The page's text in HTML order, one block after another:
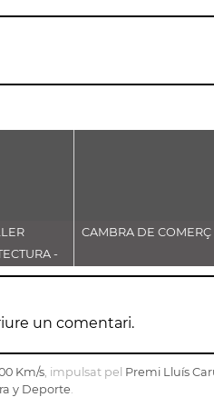
-
FÀBRICA
CAMBRA DE COMERÇ
un comentari.
Km/s, impulsat pel Premi Lluís
y Deporte.